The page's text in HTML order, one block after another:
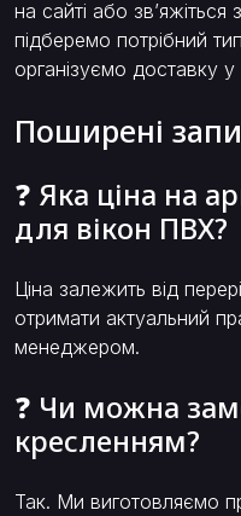
на сайті або
підберемо потрібний
організуємо доставку
Поширені
❓ Яка ціна на
для вікон ПВХ?
Ціна залежить від
отримати актуальний
менеджером.
❓ Чи можна
кресленням?
Так. Ми виготовляємо